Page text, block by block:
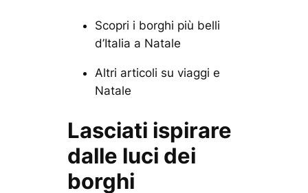
Scopri i borghi più belli
d’Italia a Natale
Altri articoli su viaggi e
Natale
Lasciati ispirare
dalle luci dei
borghi